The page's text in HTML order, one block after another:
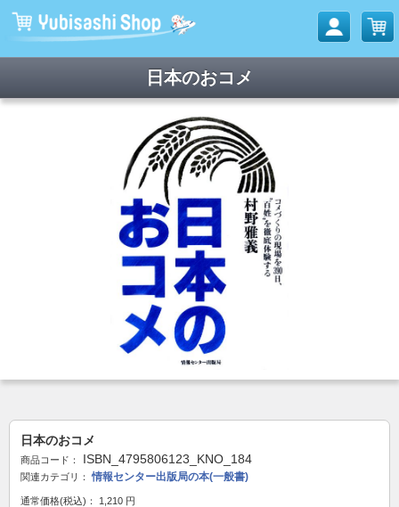
日本のおコメ
日本のおコメ
商品コード： ISBN_4795806123_KNO_184
関連カテゴリ： 情報センター出版局の本(一般書)
通常価格(税込)： 1,210 円